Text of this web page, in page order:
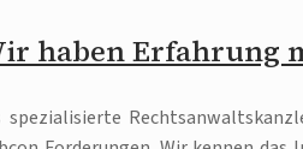
haben Erfahrung
spezialisierte